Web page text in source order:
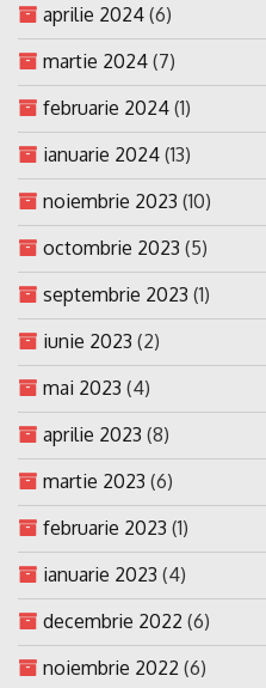
aprilie 2024 (6)
martie 2024 (7)
februarie 2024 (1)
ianuarie 2024 (13)
noiembrie 2023 (10)
octombrie 2023 (5)
septembrie 2023 (1)
iunie 2023 (2)
mai 2023 (4)
aprilie 2023 (8)
martie 2023 (6)
februarie 2023 (1)
ianuarie 2023 (4)
decembrie 2022 (6)
noiembrie 2022 (6)